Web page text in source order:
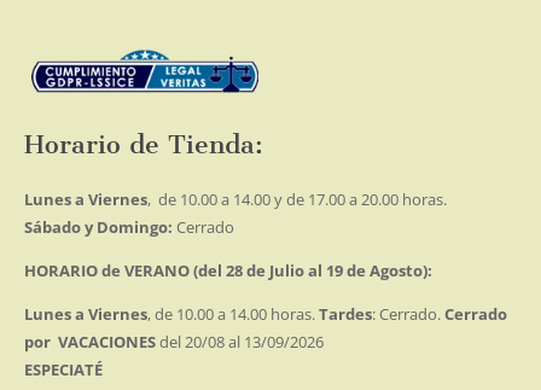
Horario de Tienda:
Lunes a Viernes, de 10.00 a 14.00 y de 17.00 a 20.00 horas.
Sábado y Domingo: Cerrado
HORARIO de VERANO (del 28 de Julio al 19 de Agosto):
Lunes a Viernes, de 10.00 a 14.00 horas.Tardes: Cerrado.Cerrado
por VACACIONESdel 20/08 al 13/09/2026
ESPECIATÉ